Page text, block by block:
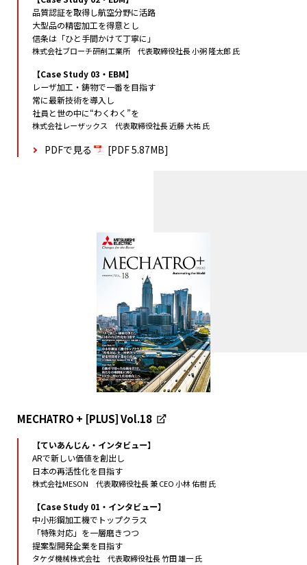
品質認証を取得し航空分野に活路
大型品の精密加工を得意とし
信条は「ひと手間かけて丁寧に」
株式会社ブローチ研削工業所 代表取締役社長 小粥 隆太郎 氏
【Case Study 03・EBM】
レーザ加工・鋳物で一番を目指す
常に最新技術を導入し
社員と世の中に“わくわく”を
株式会社レーザックス 代表取締役社長 近藤 大祐 氏
PDFで見る [PDF 5.87MB]
MECHATRO + [PLUS] Vol.18
【ていあんじん・インタビュー】
ARで新しい価値を創出し
日本の再活性化を目指す
株式会社MESON 代表取締役社長 兼 CEO 小林 佑樹 氏
【Case Study 01・インタビュー】
中小形鋼加工機でトップクラス
「特殊対応」を一層磨きつつ
提案型開発企業を目指す
タケダ機械株式会社 代表取締役社長 竹田 雄一 氏